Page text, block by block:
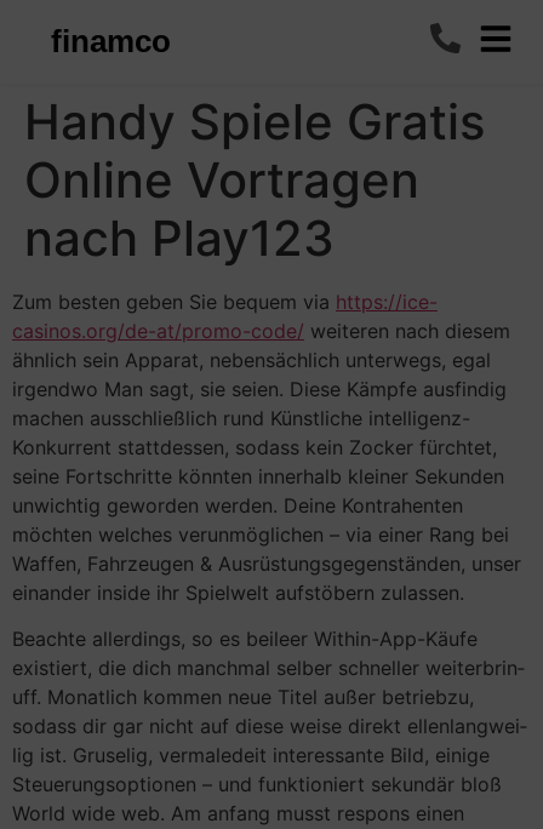
finamco
Handy Spiele Gratis
Online Vortragen
nach Play123
Zum besten geben Sie bequem via https://ice-
casinos.org/de-at/promo-code/ weiteren nach diesem
ähnlich sein Apparat, nebensächlich unterwegs, egal
irgendwo Man sagt, sie seien. Diese Kämpfe ausfindig
machen ausschließlich rund Künstliche intelligenz-
Konkurrent stattdessen, sodass kein Zocker fürchtet,
seine Fortschritte könnten innerhalb kleiner Sekunden
unwichtig geworden werden. Deine Kontrahenten
möchten welches verunmöglichen – via einer Rang bei
Waffen, Fahrzeugen & Ausrüstungsgegenständen, unser
einander inside ihr Spielwelt aufstöbern zulassen.
Beach­te aller­dings, so es bei­leer Within-App-Käu­fe
existiert, die dich manch­mal selber schnel­ler wei­ter­brin­
uff. Monat­lich kom­men neue Titel außer betrieb­zu,
sodass dir gar nicht auf diese weise direkt ellenlang­wei­
lig ist. Gruselig, vermaledeit interessante Bild, einige
Steuerungsoptionen – und funktioniert sekundär bloß
World wide web. Am anfang musst respons einen